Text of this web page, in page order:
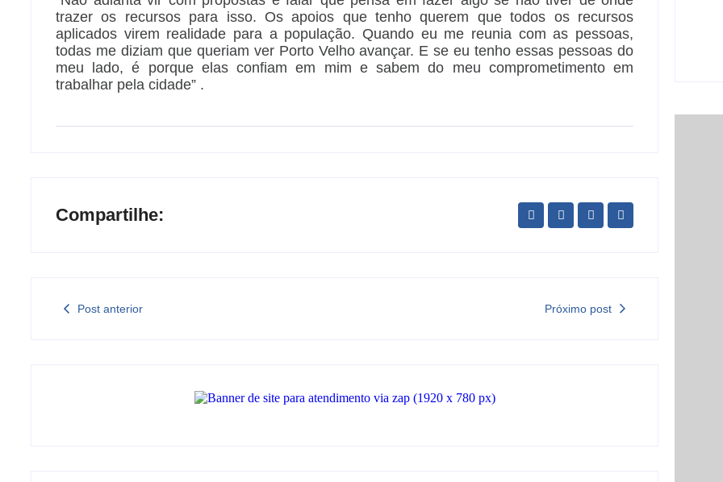
trazer os recursos para isso. Os apoios que tenho querem que todos os recursos
aplicados virem realidade para a população. Quando eu me reunia com as pessoas,
todas me diziam que queriam ver Porto Velho avançar. E se eu tenho essas pessoas do
meu lado, é porque elas confiam em mim e sabem do meu comprometimento em
trabalhar pela cidade” .
Compartilhe:
Post anterior Próximo post